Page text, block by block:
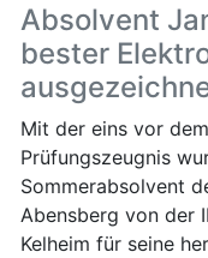
Absolvent
bester
Mit der eins vor
Prüfungszeugnis
Sommerabsolvent
Abensberg von der
Kelheim für seine